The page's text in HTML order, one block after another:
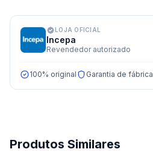
LOJA OFICIAL
Incepa
Revendedor autorizado
100% original Garantia de fábrica
Produtos Similares